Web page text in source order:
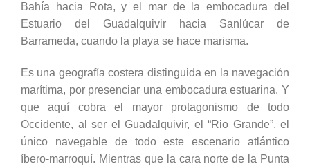
Bahía hacia Rota, y el mar de la embocadura del
Estuario del Guadalquivir hacia Sanlúcar de
Barrameda, cuando la playa se hace marisma.
Es una geografía costera distinguida en la navegación
marítima, por presenciar una embocadura estuarina. Y
que aquí cobra el mayor protagonismo de todo
Occidente, al ser el Guadalquivir, el “Rio Grande”, el
único navegable de todo este escenario atlántico
íbero-marroquí. Mientras que la cara norte de la Punta